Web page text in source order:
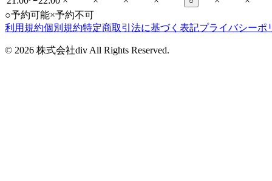
○予約可能×予約不可
利用規約個別規約特定商取引法に基づく表記プライバシーポ
© 2026 株式会社div All Rights Reserved.